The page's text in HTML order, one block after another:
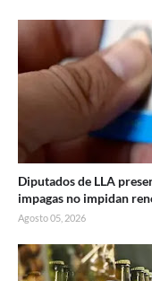
Diputados de LLA
impagas no impidan
Agosto 05, 2026